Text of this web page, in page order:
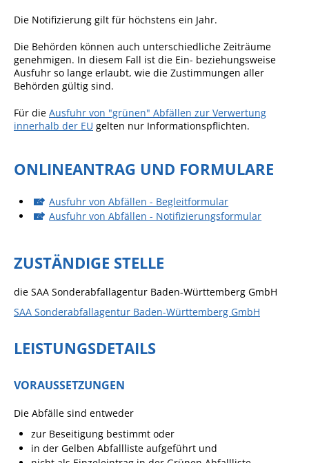
Kläranlage
Kommunale
Wärmeplanung
Netzmonitor der NetzeBW
Infokalender
Angebote für Geflüchtete
Öffnungszeiten
Kontakt
Online-Bürgerportal
Bürgerservice
Neubürgerinfos
Die Notifizierung gilt für höchstens ein Jahr.
Die Behörden können auch unterschiedliche Zeiträume
genehmigen. In diesem Fall ist die Ein- beziehungsweise
Ausfuhr so lange erlaubt, wie die Zustimmungen aller
Behörden gültig sind.
Für die Ausfuhr von "grünen" Abfällen zur Verwertung
innerhalb der EU gelten nur Informationspflichten.
ONLINEANTRAG UND FORMULARE
Ausfuhr von Abfällen - Begleitformular
Ausfuhr von Abfällen - Notifizierungsformular
ZUSTÄNDIGE STELLE
die SAA Sonderabfallagentur Baden-Württemberg GmbH
SAA Sonderabfallagentur Baden-Württemberg GmbH
LEISTUNGSDETAILS
VORAUSSETZUNGEN
Die Abfälle sind entweder
zur Beseitigung bestimmt oder
in der Gelben Abfallliste aufgeführt und